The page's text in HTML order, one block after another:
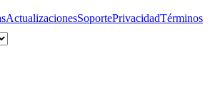
ActualizacionesSoportePrivacidadTérminos